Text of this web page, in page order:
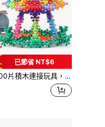
已節省 NT$6
玩具，互鎖實心塑料教育玩具套裝，適合3歲以上幼兒男孩女孩，促進精細動作技能與感官發展，適合聖誕節與生日禮物